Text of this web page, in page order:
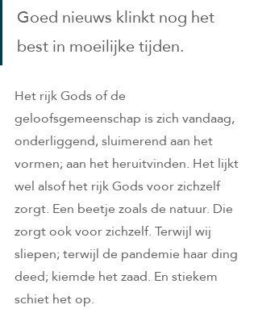
Goed nieuwsklinkt nog het
best in moeilijke tijden.
Het rijk Gods of de
geloofsgemeenschap is zich vandaag,
onderliggend, sluimerend aan het
vormen; aan het heruitvinden. Het lijkt
wel alsof het rijk Gods voor zichzelf
zorgt. Een beetje zoals de natuur. Die
zorgt ook voor zichzelf. Terwijl wij
sliepen; terwijl de pandemie haar ding
deed; kiemde het zaad. En stiekem
schiet het op.